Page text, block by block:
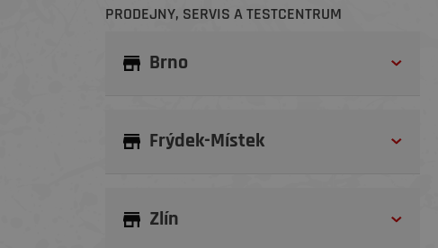
PRODEJNY, SERVIS A TESTCENTRUM
Brno
Frýdek-Místek
Zlín